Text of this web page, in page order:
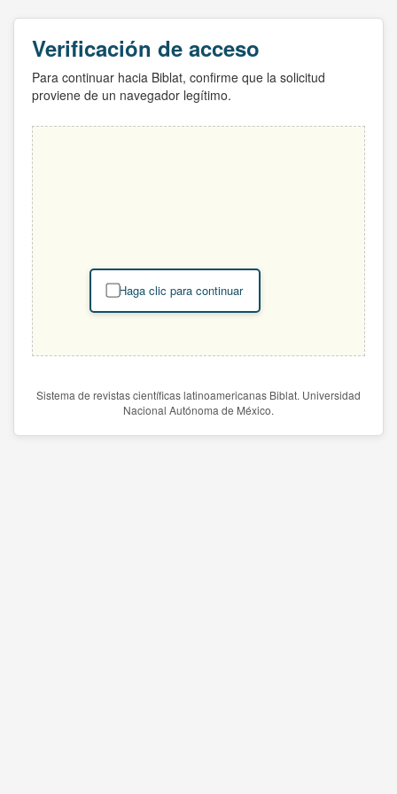
Verificación de acceso
Para continuar hacia Biblat, confirme que la solicitud
proviene de un navegador legítimo.
Haga clic para continuar
Sistema de revistas científicas latinoamericanas Biblat. Universidad
Nacional Autónoma de México.